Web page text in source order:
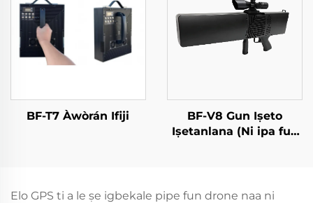
BF-T7 Àwòrán Ifiji
BF-V8 Gun Iṣeto
Iṣetanlana (Ni ipa fun
Elo GPS ti a le ṣe igbekale pipe fun drone naa ni